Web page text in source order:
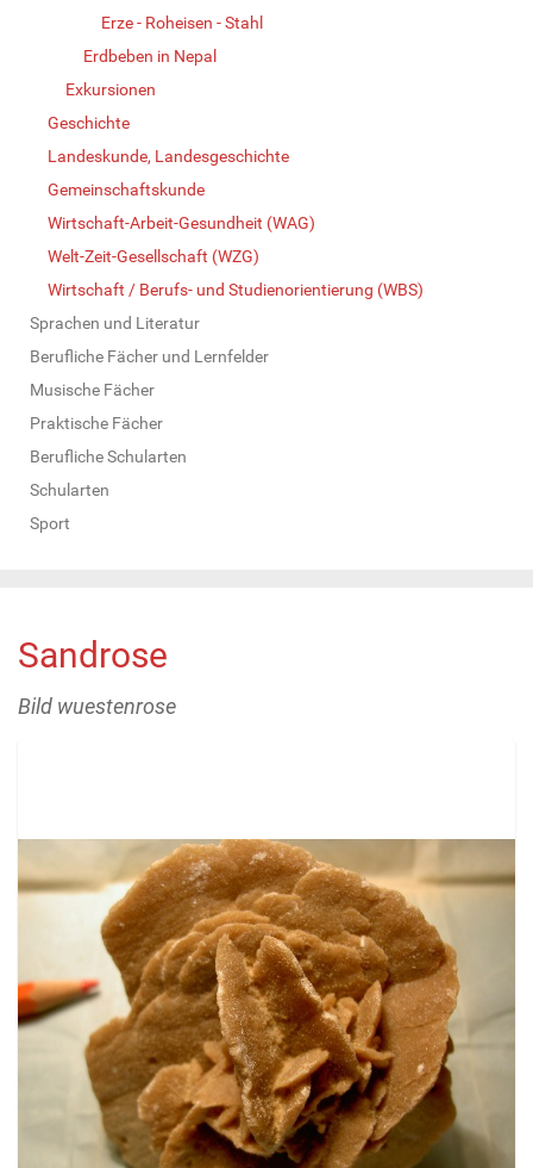
Erze - Roheisen - Stahl
Erdbeben in Nepal
Exkursionen
Geschichte
Landeskunde, Landesgeschichte
Gemeinschaftskunde
Wirtschaft-Arbeit-Gesundheit (WAG)
Welt-Zeit-Gesellschaft (WZG)
Wirtschaft / Berufs- und Studienorientierung (WBS)
Sprachen und Literatur
Berufliche Fächer und Lernfelder
Musische Fächer
Praktische Fächer
Berufliche Schularten
Schularten
Sport
Sandrose
Bild wuestenrose